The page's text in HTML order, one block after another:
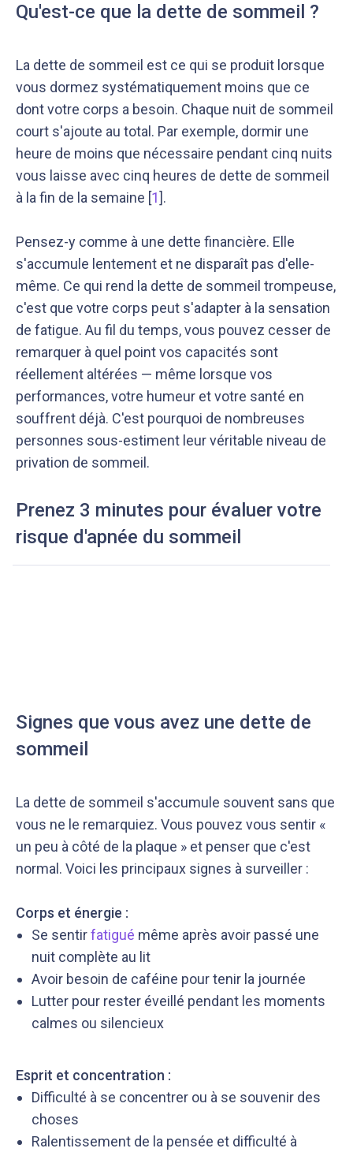
Qu'est-ce que la dette de sommeil ?
La dette de sommeil est ce qui se produit lorsque
vous dormez systématiquement moins que ce
dont votre corps a besoin. Chaque nuit de sommeil
court s'ajoute au total. Par exemple, dormir une
heure de moins que nécessaire pendant cinq nuits
vous laisse avec cinq heures de dette de sommeil
à la fin de la semaine [1].
Pensez-y comme à une dette financière. Elle
s'accumule lentement et ne disparaît pas d'elle-
même. Ce qui rend la dette de sommeil trompeuse,
c'est que votre corps peut s'adapter à la sensation
de fatigue. Au fil du temps, vous pouvez cesser de
remarquer à quel point vos capacités sont
réellement altérées — même lorsque vos
performances, votre humeur et votre santé en
souffrent déjà. C'est pourquoi de nombreuses
personnes sous-estiment leur véritable niveau de
privation de sommeil.
Prenez 3 minutes pour évaluer votre
risque d'apnée du sommeil
Signes que vous avez une dette de
sommeil
La dette de sommeil s'accumule souvent sans que
vous ne le remarquiez. Vous pouvez vous sentir «
un peu à côté de la plaque » et penser que c'est
normal. Voici les principaux signes à surveiller :
Corps et énergie :
Se sentirfatigué même après avoir passé une
nuit complète au lit
Avoir besoin de caféine pour tenir la journée
Lutter pour rester éveillé pendant les moments
calmes ou silencieux
Esprit et concentration :
Difficulté à se concentrer ou à se souvenir des
choses
Ralentissement de la pensée et difficulté à